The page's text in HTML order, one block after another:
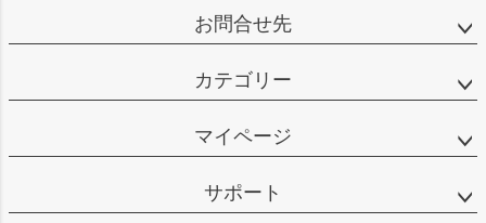
お問合せ先
カテゴリー
マイページ
サポート